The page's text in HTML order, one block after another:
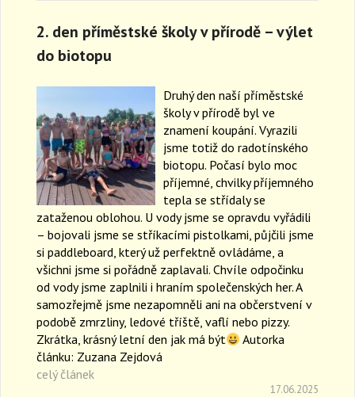
2. den příměstské školy v přírodě – výlet
do biotopu
Druhý den naší příměstské
školy v přírodě byl ve
znamení koupání. Vyrazili
jsme totiž do radotínského
biotopu. Počasí bylo moc
příjemné, chvilky příjemného
tepla se střídaly se
zataženou oblohou. U vody jsme se opravdu vyřádili
– bojovali jsme se stříkacími pistolkami, půjčili jsme
si paddleboard, který už perfektně ovládáme, a
všichni jsme si pořádně zaplavali. Chvíle odpočinku
od vody jsme zaplnili i hraním společenských her. A
samozřejmě jsme nezapomněli ani na občerstvení v
podobě zmrzliny, ledové tříště, vaflí nebo pizzy.
Zkrátka, krásný letní den jak má být
Autorka
článku: Zuzana Zejdová
celý článek
17.06.2025